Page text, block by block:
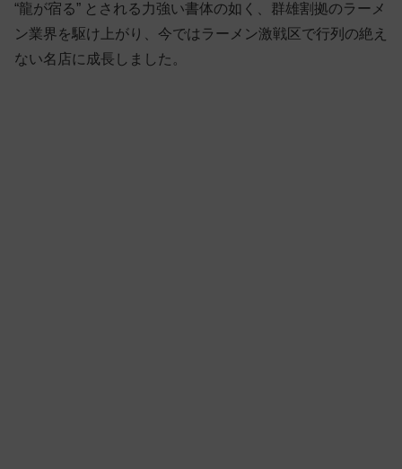
“龍が宿る” とされる力強い書体の如く、群雄割拠のラーメ
ン業界を駆け上がり、今ではラーメン激戦区で行列の絶え
ない名店に成長しました。